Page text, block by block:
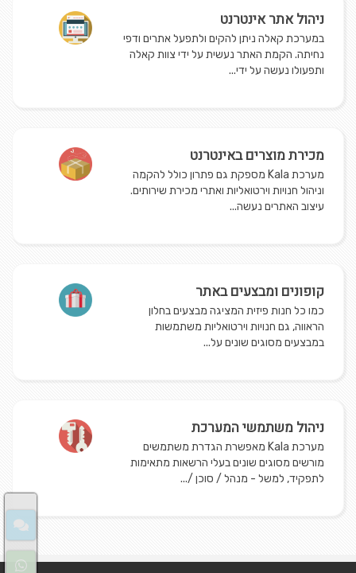
ניהול אתר אינטרנט
במערכת קאלה ניתן להקים ולתפעל אתרים ודפי
נחיתה. הקמת האתר נעשית על ידי צוות קאלה
ותפעולו נעשה על ידי...
מכירת מוצרים באינטרנט
מערכת Kala מספקת גם פתרון כולל להקמה
וניהול חנויות וירטואליות ואתרי מכירת שירותים.
עיצוב האתרים נעשה...
קופונים ומבצעים באתר
כמו כל חנות פיזית המציגה מבצעים בחלון
הראווה, גם חנויות וירטואליות משתמשות
במבצעים מסוגים שונים על...
ניהול משתמשי המערכת
מערכת Kala מאפשרת הגדרת משתמשים
מורשים מסוגים שונים בעלי הרשאות מתאימות
לתפקיד, למשל - מנהל / סוכן /...